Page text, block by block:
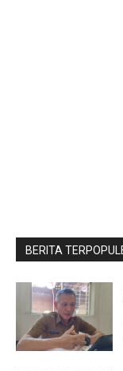
BERITA